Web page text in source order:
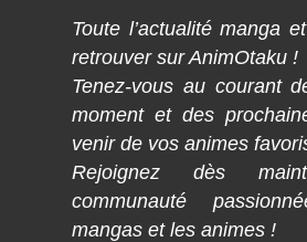
Toute l’actualité manga
retrouver sur AnimOtaku !
Tenez-vous au courant
moment et des
venir de vos animes
Rejoignez dès
communauté
mangas et les animes !